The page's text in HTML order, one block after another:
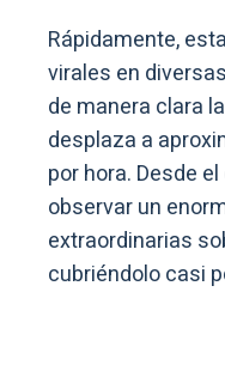
Rápidamente,
virales en
de manera clara
desplaza a
por hora. Desde
observar un
extraordinarias
cubriéndolo casi